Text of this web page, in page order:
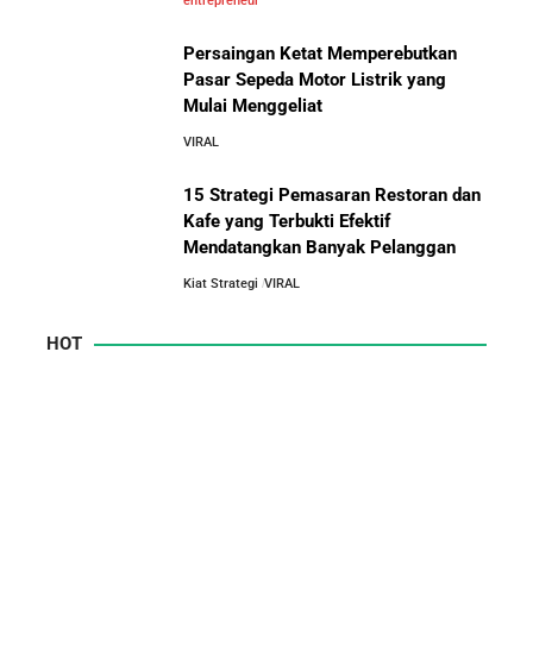
Persaingan Ketat Memperebutkan
Pasar Sepeda Motor Listrik yang
Mulai Menggeliat
VIRAL
15 Strategi Pemasaran Restoran dan
Kafe yang Terbukti Efektif
Mendatangkan Banyak Pelanggan
Kiat Strategi VIRAL
HOT